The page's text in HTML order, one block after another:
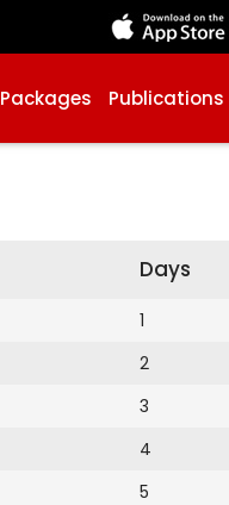
Packages Publications
Days
1
2
3
4
5